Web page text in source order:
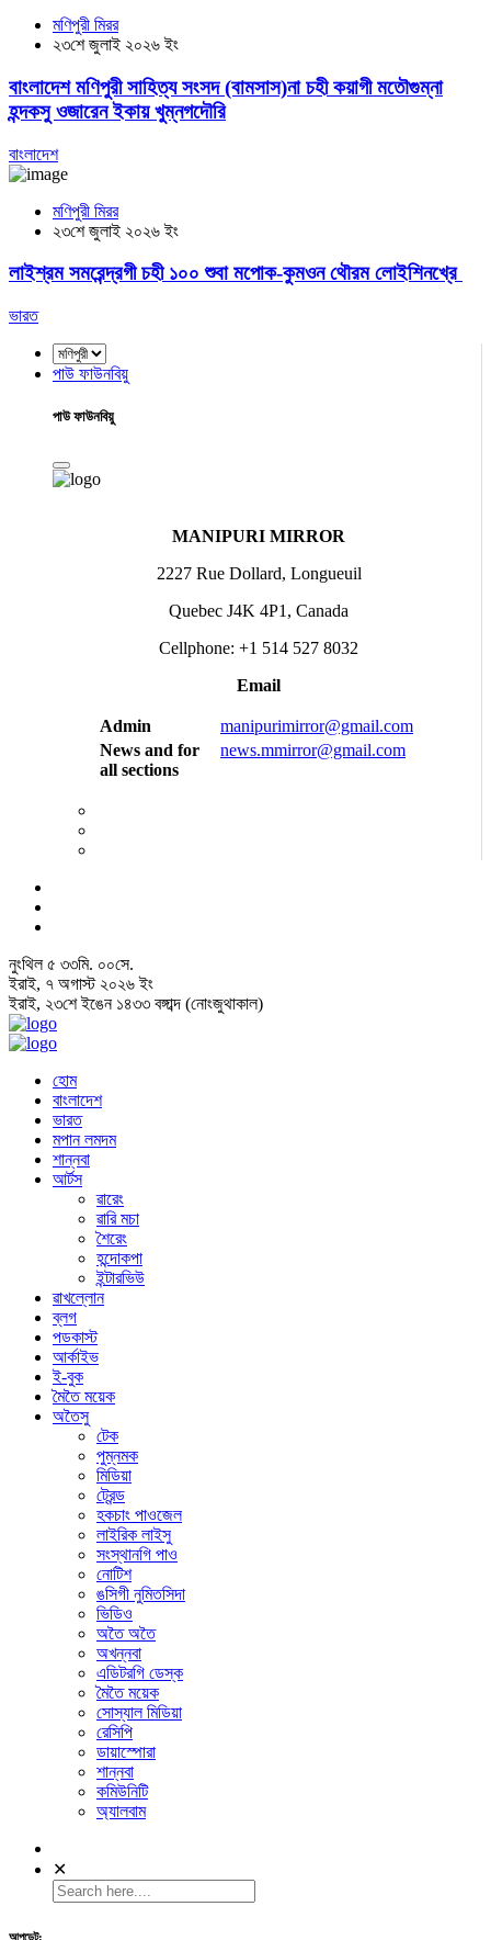
মণিপুরী মিরর
২৩শে জুলাই ২০২৬ ইং
বাংলাদেশ মণিপুরী সাহিত্য সংসদ (বামসাস)না চহী কয়াগী মতৌগুম্না
হন্দকসু ওজারেন ইকায় খুম্নগদৌরি
বাংলাদেশ
মণিপুরী মিরর
২৩শে জুলাই ২০২৬ ইং
লাইশ্রম সমরেন্দ্রগী চহী ১০০ শুবা মপোক-কুমওন থৌরম লোইশিনখ্রে
ভারত
পাউ ফাউনবিয়ু
পাউ ফাউনবিয়ু
MANIPURI MIRROR
2227 Rue Dollard, Longueuil
Quebec J4K 4P1, Canada
Cellphone: +1 514 527 8032
Email
Admin
manipurimirror@gmail.com
News and for
all sections
news.mmirror@gmail.com
নুংথিল ৫ ৩৩মি. ০০সে.
ইরাই, ৭ অগাস্ট ২০২৬ ইং
ইরাই, ২৩শে ইঙেন ১৪৩৩ বঙ্গাব্দ (নোংজুথাকাল)
হোম
বাংলাদেশ
ভারত
মপান লমদম
শান্নবা
আর্টস
ৱারেং
ৱারি মচা
শৈরেং
হন্দোকপা
ইন্টারভিউ
ৱাখল্লোন
ব্লগ
পডকাস্ট
আর্কাইভ
ই-বুক
মৈতৈ ময়েক
অতৈসু
টেক
পুম্নমক
মিডিয়া
ট্রেন্ড
হকচাং পাওজেল
লাইরিক লাইসু
সংস্থানগি পাও
নোটিশ
ঙসিগী নুমিতসিদা
ভিডিও
অতৈ অতৈ
অখন্নবা
এডিটরগি ডেস্ক
মৈতৈ ময়েক
সোস্যাল মিডিয়া
রেসিপি
ডায়াস্পোরা
শান্নবা
কমিউনিটি
অ্যালবাম
✕
আপডেট: